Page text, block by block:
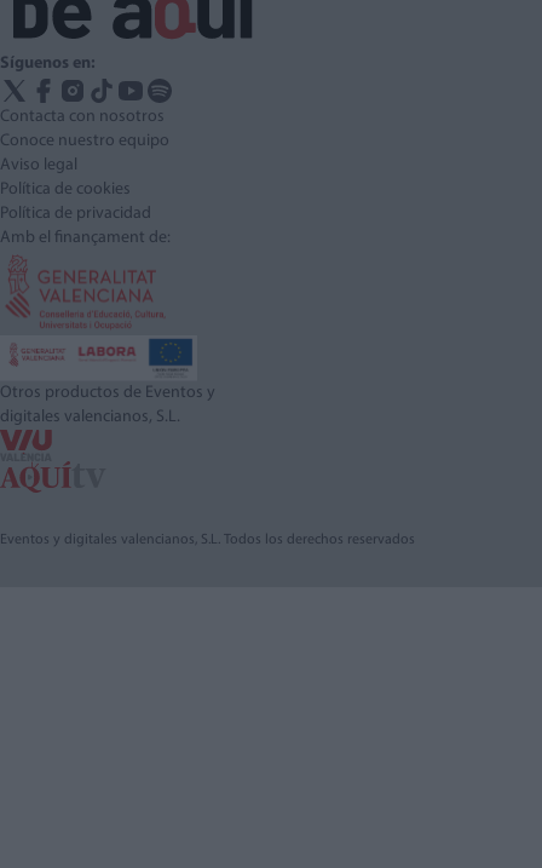
Síguenos en:
Contacta con nosotros
Conoce nuestro equipo
Aviso legal
Política de cookies
Política de privacidad
Amb el finançament de:
Otros productos de Eventos y
digitales valencianos, S.L.
Eventos y digitales valencianos, S.L. Todos los derechos reservados